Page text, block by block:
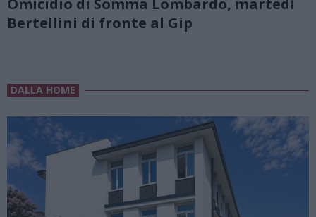
Omicidio di Somma Lombardo, martedì
Bertellini di fronte al Gip
DALLA HOME